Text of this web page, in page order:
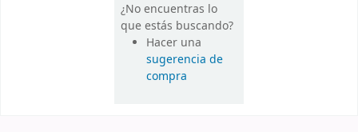
¿No encuentras lo
que estás buscando?
Hacer una
sugerencia de
compra